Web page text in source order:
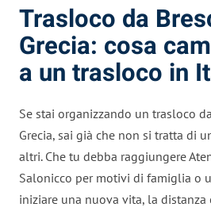
Trasloco da
Grecia: cosa
a un trasloco in
Se stai organizzando un trasloco
Grecia, sai già che non si tratta di
altri. Che tu debba raggiungere
Salonicco per motivi di famiglia o
iniziare una nuova vita, la